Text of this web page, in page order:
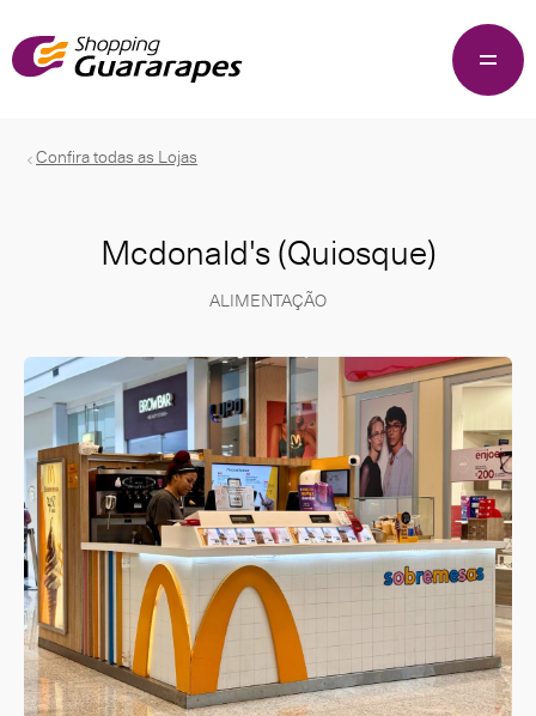
Confira todas as Lojas
Mcdonald's (quiosque)
ALIMENTAÇÃO